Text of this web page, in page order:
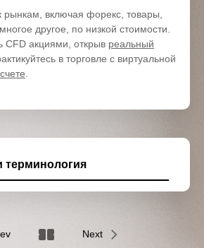
рынкам, включая форекс, товары,
другое, по низкой стоимости.
CFD акциями, открыв реальный
в торговле с виртуальной
терминология
Next